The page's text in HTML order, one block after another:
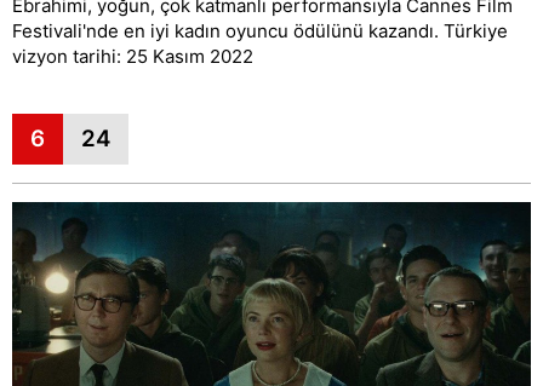
Ebrahimi, yoğun, çok katmanlı performansıyla Cannes Film
Festivali'nde en iyi kadın oyuncu ödülünü kazandı. Türkiye
vizyon tarihi: 25 Kasım 2022
6 24